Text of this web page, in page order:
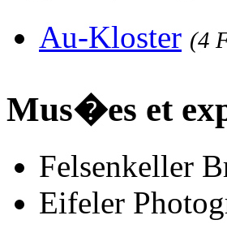
Au-Kloster (4
Mus�es et
Felsenkeller
Eifeler